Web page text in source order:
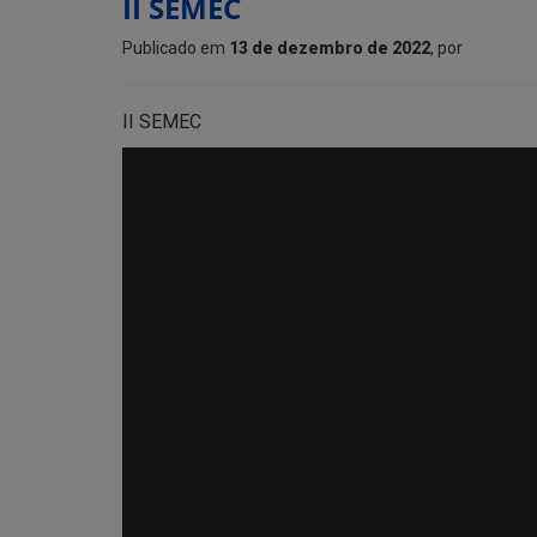
Publicado em 13 de dezembro de 2022, por
II SEMEC